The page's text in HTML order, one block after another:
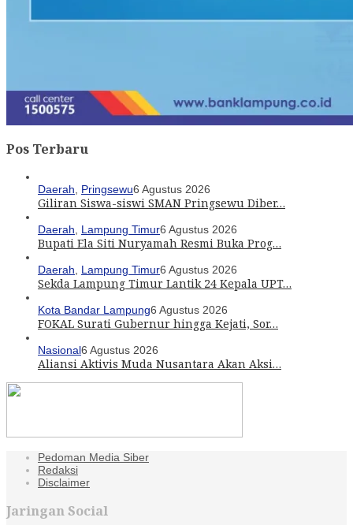
Pos Terbaru
Daerah, Pringsewu6 Agustus 2026
Giliran Siswa-siswi SMAN Pringsewu Diber…
Daerah, Lampung Timur6 Agustus 2026
Bupati Ela Siti Nuryamah Resmi Buka Prog…
Daerah, Lampung Timur6 Agustus 2026
Sekda Lampung Timur Lantik 24 Kepala UPT…
Kota Bandar Lampung6 Agustus 2026
FOKAL Surati Gubernur hingga Kejati, Sor…
Nasional6 Agustus 2026
Aliansi Aktivis Muda Nusantara Akan Aksi…
Pedoman Media Siber
Redaksi
Disclaimer
Jaringan Social